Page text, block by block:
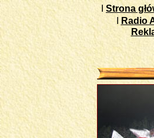
Strona
Radio